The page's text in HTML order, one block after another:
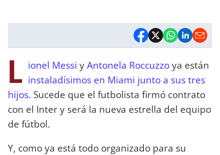
L ionel Messi yAntonela Roccuzzoya están
instaladísimos en Miami junto a sus tres
hijos. Sucede que el futbolista firmó contrato
con el Inter y será la nueva estrella del equipo
de fútbol.
Y, como ya está todo organizado para su